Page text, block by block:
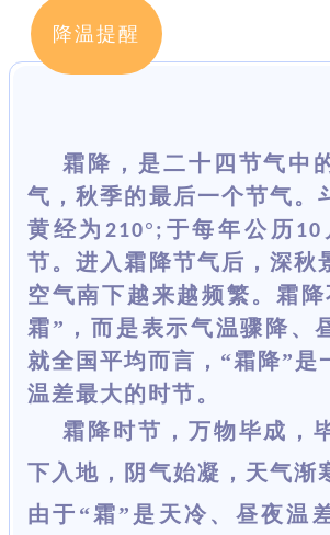
降温提醒
霜降，是二十四节气中
气，秋季的最后一个节气。
黄经为 210° ; 于每年公历 10
节。进入霜降节气后，深秋
空气南下越来越频繁。霜
霜”，而是表示气温骤降、
就全国平均而言，“霜降”是
温差最大的时节。
霜降时节，万物毕成，
下入地，阴气始凝，天气渐
由于 “霜”是天冷、昼夜温